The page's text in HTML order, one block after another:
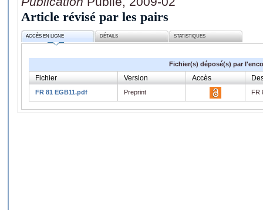
Article révisé par les pairs
ACCÈS EN LIGNE DÉTAILS STATISTIQUES
Fichier(s) déposé(s) par
Fichier Version Accès
FR 81 EGB11.pdf Preprint FR